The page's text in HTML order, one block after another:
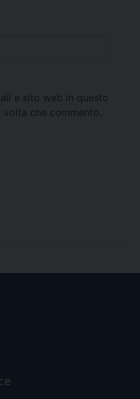
e sito web in questo
che commento.